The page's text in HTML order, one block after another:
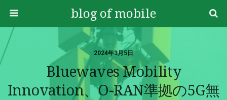
blog of mobile
2024年3月5日
Bluewaves Mobility
Innovation、O-RAN準拠の5G無